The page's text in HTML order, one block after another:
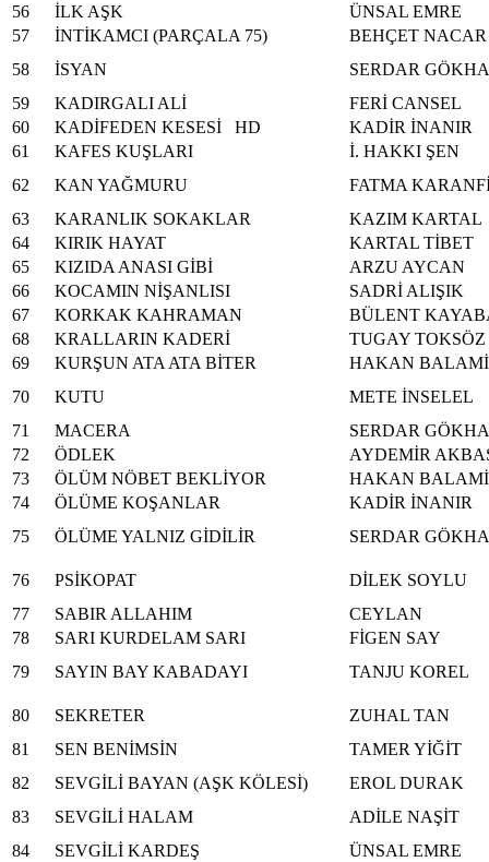
56
İLK AŞK
ÜNSAL EMRE
57
İNTİKAMCI (PARÇALA 75)
BEHÇET NACAR
58
İSYAN
SERDAR
59
KADIRGALI ALİ
FERİ CANSEL
60
KADİFEDEN KESESİ HD
KADİR İNANIR
61
KAFES KUŞLARI
İ. HAKKI ŞEN
62
KAN YAĞMURU
FATMA
63
KARANLIK SOKAKLAR
KAZIM KARTAL
64
KIRIK HAYAT
KARTAL TİBET
65
KIZIDA ANASI GİBİ
ARZU AYCAN
66
KOCAMIN NİŞANLISI
SADRİ ALIŞIK
67
KORKAK KAHRAMAN
BÜLENT
68
KRALLARIN KADERİ
TUGAY TOKSÖZ
69
KURŞUN ATA ATA BİTER
HAKAN
70
KUTU
METE İNSELEL
71
MACERA
SERDAR
72
ÖDLEK
AYDEMİR
73
ÖLÜM NÖBET BEKLİYOR
HAKAN
74
ÖLÜME KOŞANLAR
KADİR İNANIR
75
ÖLÜME YALNIZ GİDİLİR SERDAR
76 PSİKOPAT
DİLEK SOYLU
77
SABIR ALLAHIM
CEYLAN
78
SARI KURDELAM SARI
FİGEN SAY
79
SAYIN BAY KABADAYI TANJU KOREL
80 SEKRETER
ZUHAL TAN
81
SEN BENİMSİN
TAMER YİĞİT
82
SEVGİLİ BAYAN (AŞK KÖLESİ)
EROL DURAK
83
SEVGİLİ HALAM
ADİLE NAŞİT
84
SEVGİLİ KARDEŞ
ÜNSAL EMRE